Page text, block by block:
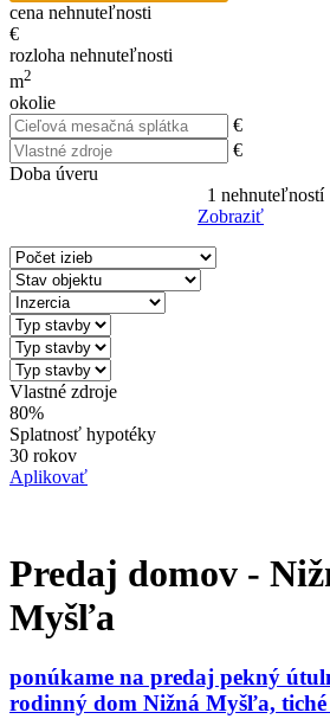
cena nehnuteľnosti
€
rozloha nehnuteľnosti
m2
okolie
€
€
Doba úveru
1 nehnuteľností
Zobraziť
Vlastné zdroje
80%
Splatnosť hypotéky
30 rokov
Aplikovať
Predaj domov -
Myšľa
ponúkame na predaj pekný
rodinný dom Nižná Myšľa, tiché